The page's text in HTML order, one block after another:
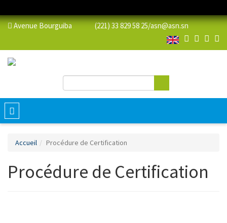
Avenue Bourguiba (221) 33 829 58 25/asn@asn.sn
Formulaire de recherche
Toggle
navigation
Accueil Procédure de Certification
Procédure de Certification